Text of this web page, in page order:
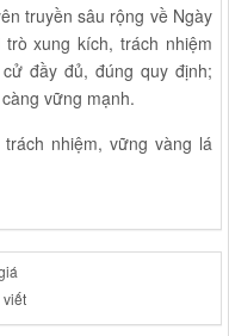
truyền sâu rộng về Ngày
xung kích, trách nhiệm
đầy đủ, đúng quy định;
vững mạnh.
nhiệm, vững vàng lá